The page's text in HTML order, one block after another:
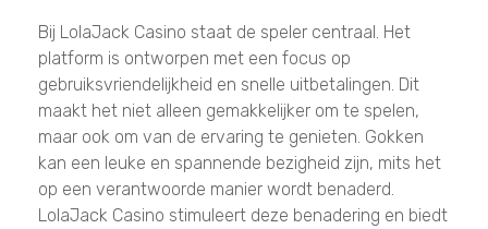
Bij LolaJack Casino staat de speler centraal. Het
platform is ontworpen met een focus op
gebruiksvriendelijkheid en snelle uitbetalingen. Dit
maakt het niet alleen gemakkelijker om te spelen,
maar ook om van de ervaring te genieten. Gokken
kan een leuke en spannende bezigheid zijn, mits het
op een verantwoorde manier wordt benaderd.
LolaJack Casino stimuleert deze benadering en biedt